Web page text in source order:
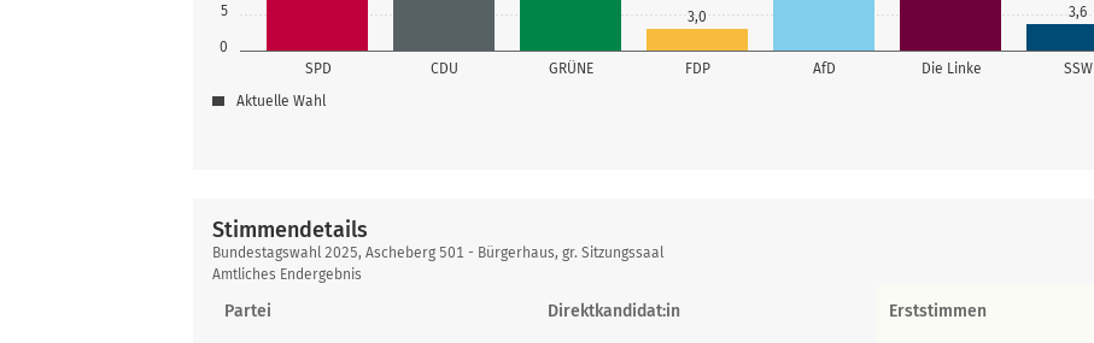
0
5
SPD CDU GRÜNE FDP AfD Die Linke SSW
3,0
3,6
Aktuelle Wahl
Stimmendetails
Stimmendetails
Bundestagswahl 2025, Ascheberg 501 - Bürgerhaus, gr. Sitzungssaal
Amtliches Endergebnis
Partei Direktkandidat:in Erststimmen